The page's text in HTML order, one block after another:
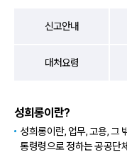
신고안내
대처요령
성희롱이란?
성희롱이란, 업무, 고용, 그
통령령으로 정하는 공공단